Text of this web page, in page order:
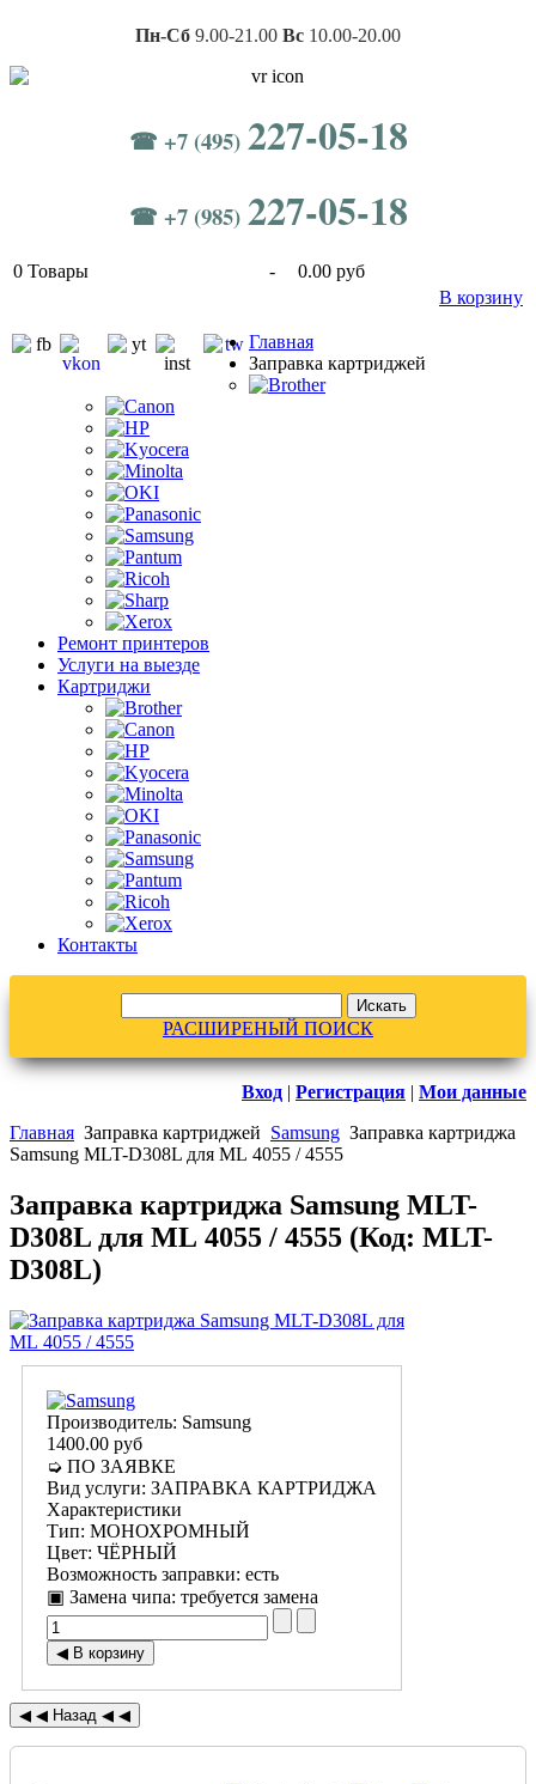
Пн-Сб 9.00-21.00 Вс 10.00-20.00
☎ +7 (495) 227-05-18
☎ +7 (985) 227-05-18
0 Товары -
0.00 руб
В корзину
Главная
Заправка картриджей
Ремонт принтеров
Услуги на выезде
Картриджи
Контакты
РАСШИРЕНЫЙ ПОИСК
Вход | Регистрация | Мои данные
Главная Заправка картриджей Samsung Заправка картриджа
Samsung MLT-D308L для ML 4055 / 4555
Заправка картриджа Samsung MLT-
D308L для ML 4055 / 4555 (Код: MLT-
D308L)
Производитель: Samsung
1400.00 руб
➭ ПО ЗАЯВКЕ
Вид услуги: ЗАПРАВКА КАРТРИДЖА
Характеристики
Тип: МОНОХРОМНЫЙ
Цвет: ЧЁРНЫЙ
Возможность заправки: есть
▣ Замена чипа: требуется замена